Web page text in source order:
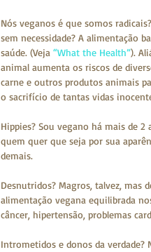
Nós veganos é que somos
sem necessidade? A alimentação
saúde. (Veja “What the Health”).
animal aumenta os riscos de
carne e outros produtos animais
o sacrifício de tantas vidas
Hippies? Sou vegano há mais de
quem quer que seja por sua
demais.
Desnutridos? Magros, talvez, mas
alimentação vegana equilibrada
câncer, hipertensão, problemas
Intrometidos e donos da